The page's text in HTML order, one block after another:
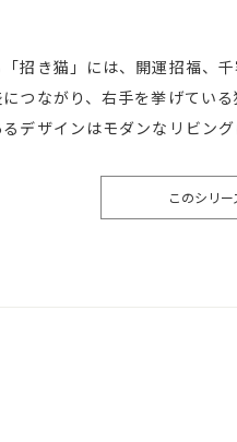
招き猫」には、開運招福、
つながり、右手を挙げてい
デザインはモダンなリビング
このシリ